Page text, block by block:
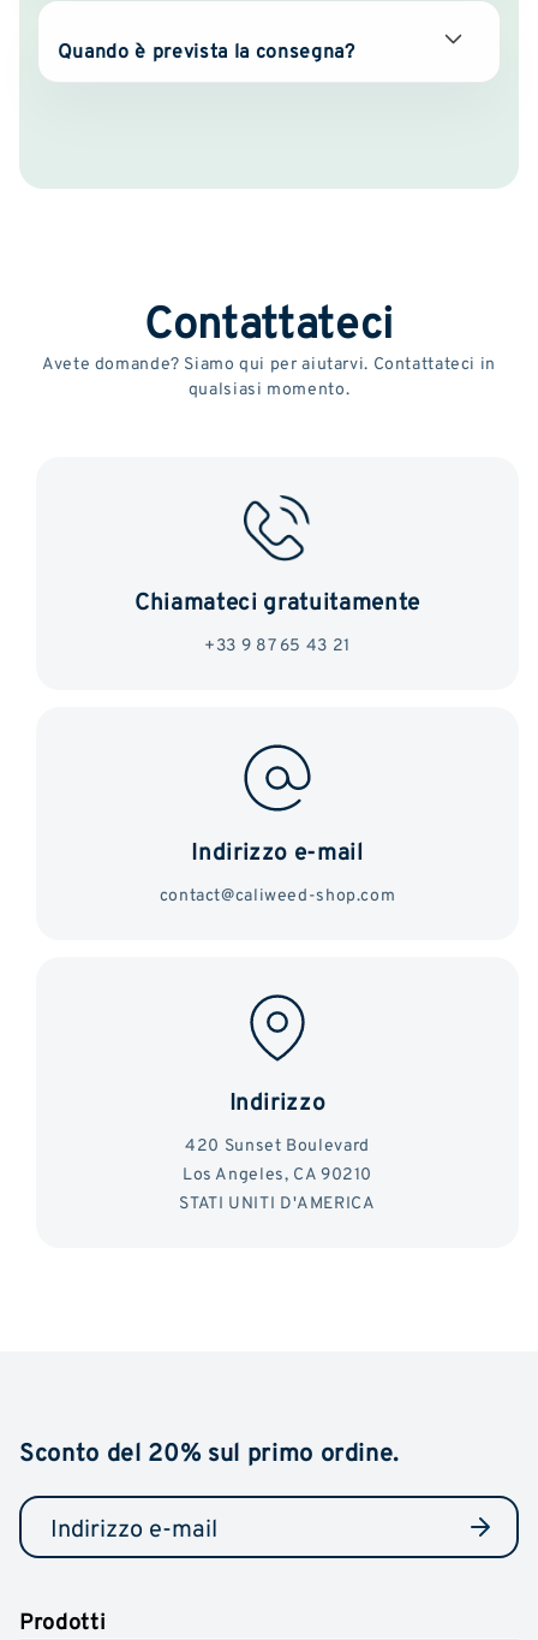
Quando è prevista la consegna?
Contattateci
Avete domande? Siamo qui per aiutarvi. Contattateci in
qualsiasi momento.
Chiamateci gratuitamente
+33 9 87 65 43 21
Indirizzo e-mail
contact@caliweed-shop.com
Indirizzo
420 Sunset Boulevard
Los Angeles, CA 90210
STATI UNITI D'AMERICA
Sconto del 20% sul primo ordine.
Prodotti